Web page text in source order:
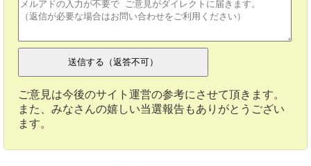
ご意見は今後のサイト運営の参考にさせて頂きます。
また、みなさんの嬉しい当選報告もありがとうござい
ます。